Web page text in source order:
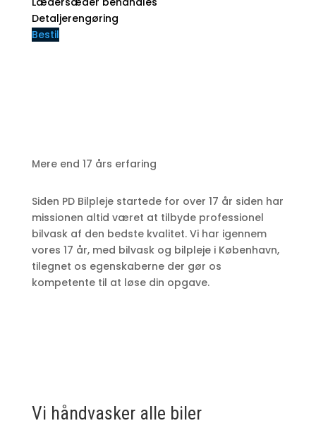
Detaljerengøring
Bestil
Mere end 17 års erfaring
Siden PD Bilpleje startede for over 17 år siden har
missionen altid været at tilbyde professionel
bilvask af den bedste kvalitet. Vi har igennem
vores 17 år, med bilvask og bilpleje i København,
tilegnet os egenskaberne der gør os
kompetente til at løse din opgave.
Vi håndvasker alle biler